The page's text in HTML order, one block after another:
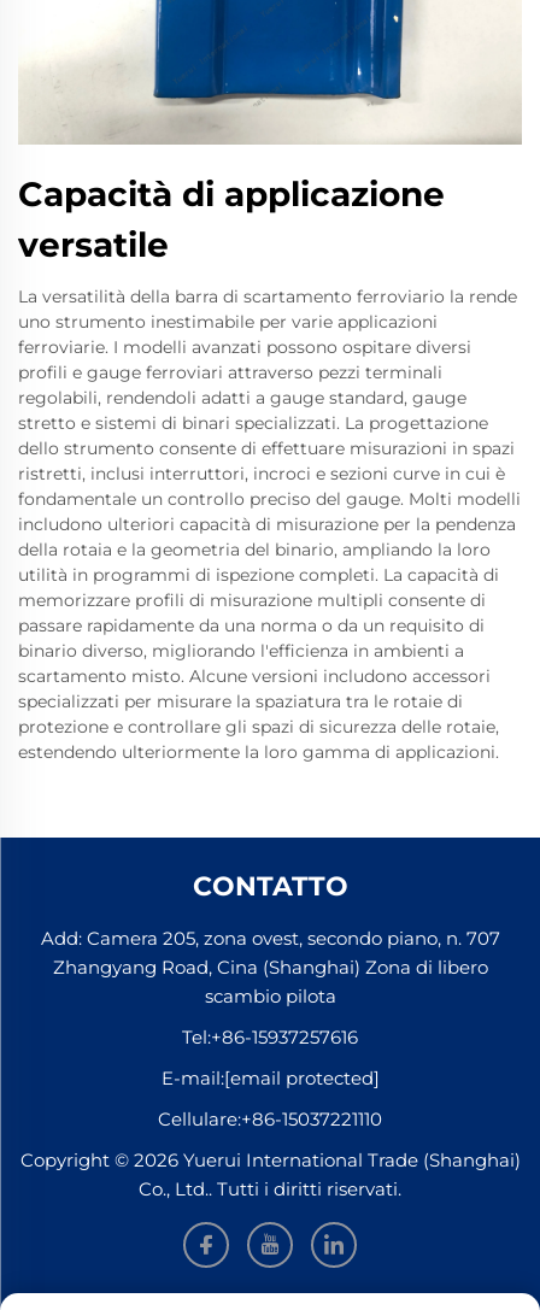
Capacità di applicazione
versatile
La versatilità della barra di scartamento ferroviario la rende
uno strumento inestimabile per varie applicazioni
ferroviarie. I modelli avanzati possono ospitare diversi
profili e gauge ferroviari attraverso pezzi terminali
regolabili, rendendoli adatti a gauge standard, gauge
stretto e sistemi di binari specializzati. La progettazione
dello strumento consente di effettuare misurazioni in spazi
ristretti, inclusi interruttori, incroci e sezioni curve in cui è
fondamentale un controllo preciso del gauge. Molti modelli
includono ulteriori capacità di misurazione per la pendenza
della rotaia e la geometria del binario, ampliando la loro
utilità in programmi di ispezione completi. La capacità di
memorizzare profili di misurazione multipli consente di
passare rapidamente da una norma o da un requisito di
binario diverso, migliorando l'efficienza in ambienti a
scartamento misto. Alcune versioni includono accessori
specializzati per misurare la spaziatura tra le rotaie di
protezione e controllare gli spazi di sicurezza delle rotaie,
estendendo ulteriormente la loro gamma di applicazioni.
CONTATTO
Add: Camera 205, zona ovest, secondo piano, n. 707
Zhangyang Road, Cina (Shanghai) Zona di libero
scambio pilota
Tel:+86-15937257616
E-mail:[email protected]
Cellulare:+86-15037221110
Copyright © 2026 Yuerui International Trade (Shanghai)
Co., Ltd.. Tutti i diritti riservati.